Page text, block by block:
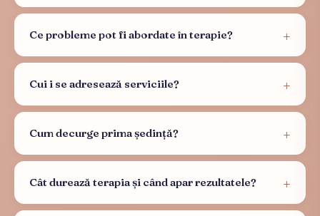
Ce probleme pot fi abordate în terapie?
Cui i se adresează serviciile?
Cum decurge prima ședință?
Cât durează terapia și când apar rezultatele?